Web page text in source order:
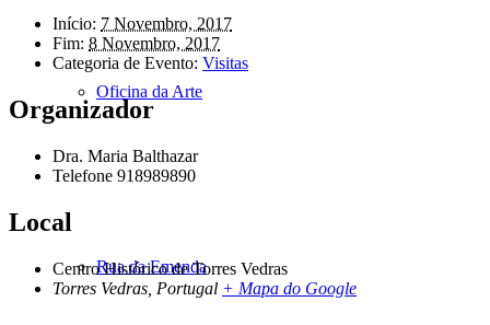
Oficina da Arte
Rua da Emenda
Início: 7 Novembro, 2017
Fim: 8 Novembro, 2017
Categoria de Evento: Visitas
Organizador
Dra. Maria Balthazar
Telefone 918989890
Local
Centro Histórico de Torres Vedras
Torres Vedras Portugal + Mapa do Google